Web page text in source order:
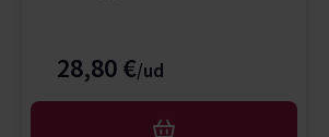
28,80 €